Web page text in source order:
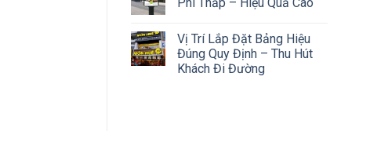
Vị Trí Lắp Đặt Bảng Hiệu
Đúng Quy Định – Thu Hút
Khách Đi Đường